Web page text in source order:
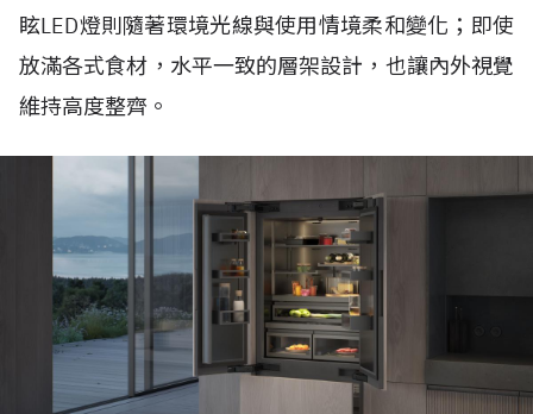
眩LED燈則隨著環境光線與使用情境柔和變化；即使
放滿各式食材，水平一致的層架設計，也讓內外視覺
維持高度整齊。